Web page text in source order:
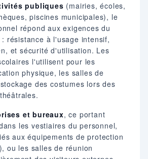
publiques (mairies, écoles,
piscines municipales), le
répond aux exigences du
résistance à l'usage intensif,
et sécurité d'utilisation. Les
l'utilisent pour les
physique, les salles de
des costumes lors des
et bureaux, ce portant
les vestiaires du personnel,
aux équipements de protection
ou les salles de réunion